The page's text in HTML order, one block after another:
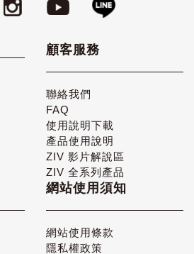
顧客服務
聯絡我們
FAQ
使用說明下載
產品使用說明
ZIV 影片解說區
ZIV 全系列產品
網站使用須知
網站使用條款
隱私權政策